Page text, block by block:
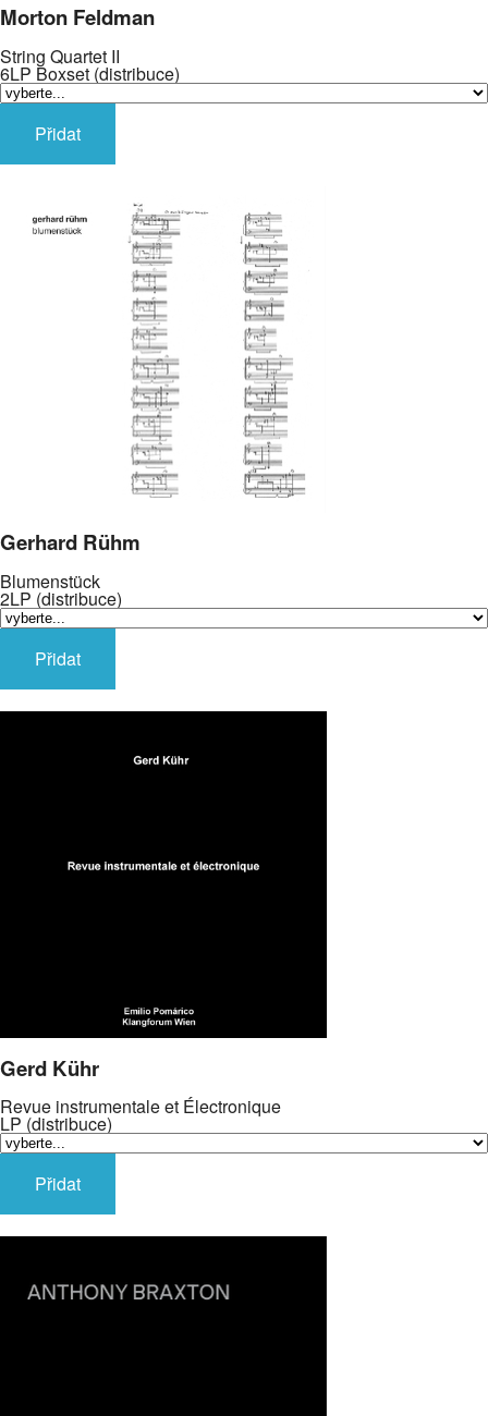
Morton Feldman
String Quartet II
6LP Boxset (distribuce)
Přidat
Gerhard Rühm
Blumenstück
2LP (distribuce)
Přidat
Gerd Kühr
Revue instrumentale et Électronique
LP (distribuce)
Přidat